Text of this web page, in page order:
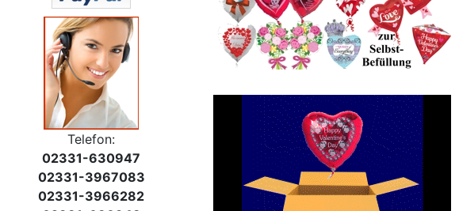
Telefon:
02331-630947
02331-3967083
02331-3966282